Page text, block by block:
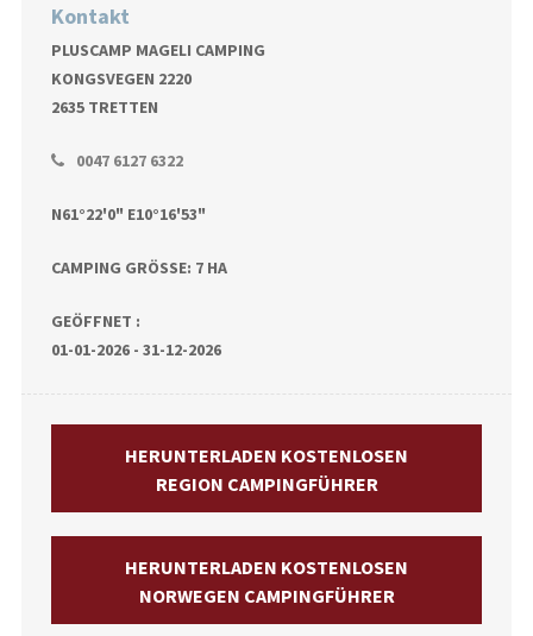
Kontakt
PLUSCAMP MAGELI CAMPING
KONGSVEGEN 2220
2635 TRETTEN
0047 6127 6322
N61°22'0" E10°16'53"
CAMPING GRÖSSE: 7 HA
GEÖFFNET :
01-01-2026 - 31-12-2026
HERUNTERLADEN KOSTENLOSEN
REGION CAMPINGFÜHRER
HERUNTERLADEN KOSTENLOSEN
NORWEGEN CAMPINGFÜHRER